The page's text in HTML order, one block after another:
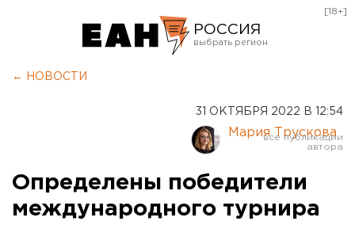
РОССИЯ
Курган
Оренбург
[18+]
← НОВОСТИ
31 ОКТЯБРЯ 2022 В 12:54
Мария Трускова
Определены победители
международного турнира